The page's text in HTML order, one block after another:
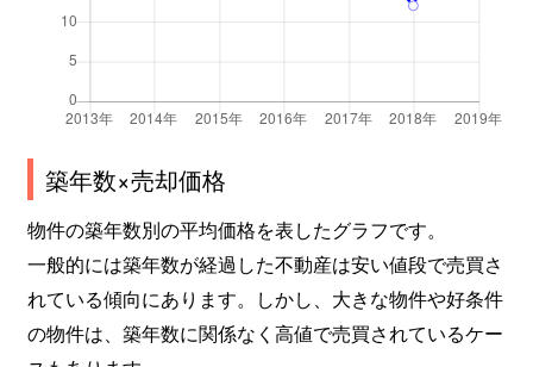
築年数×売却価格
物件の築年数別の平均価格を表したグラフです。
一般的には築年数が経過した不動産は安い値段で売買さ
れている傾向にあります。しかし、大きな物件や好条件
の物件は、築年数に関係なく高値で売買されているケー